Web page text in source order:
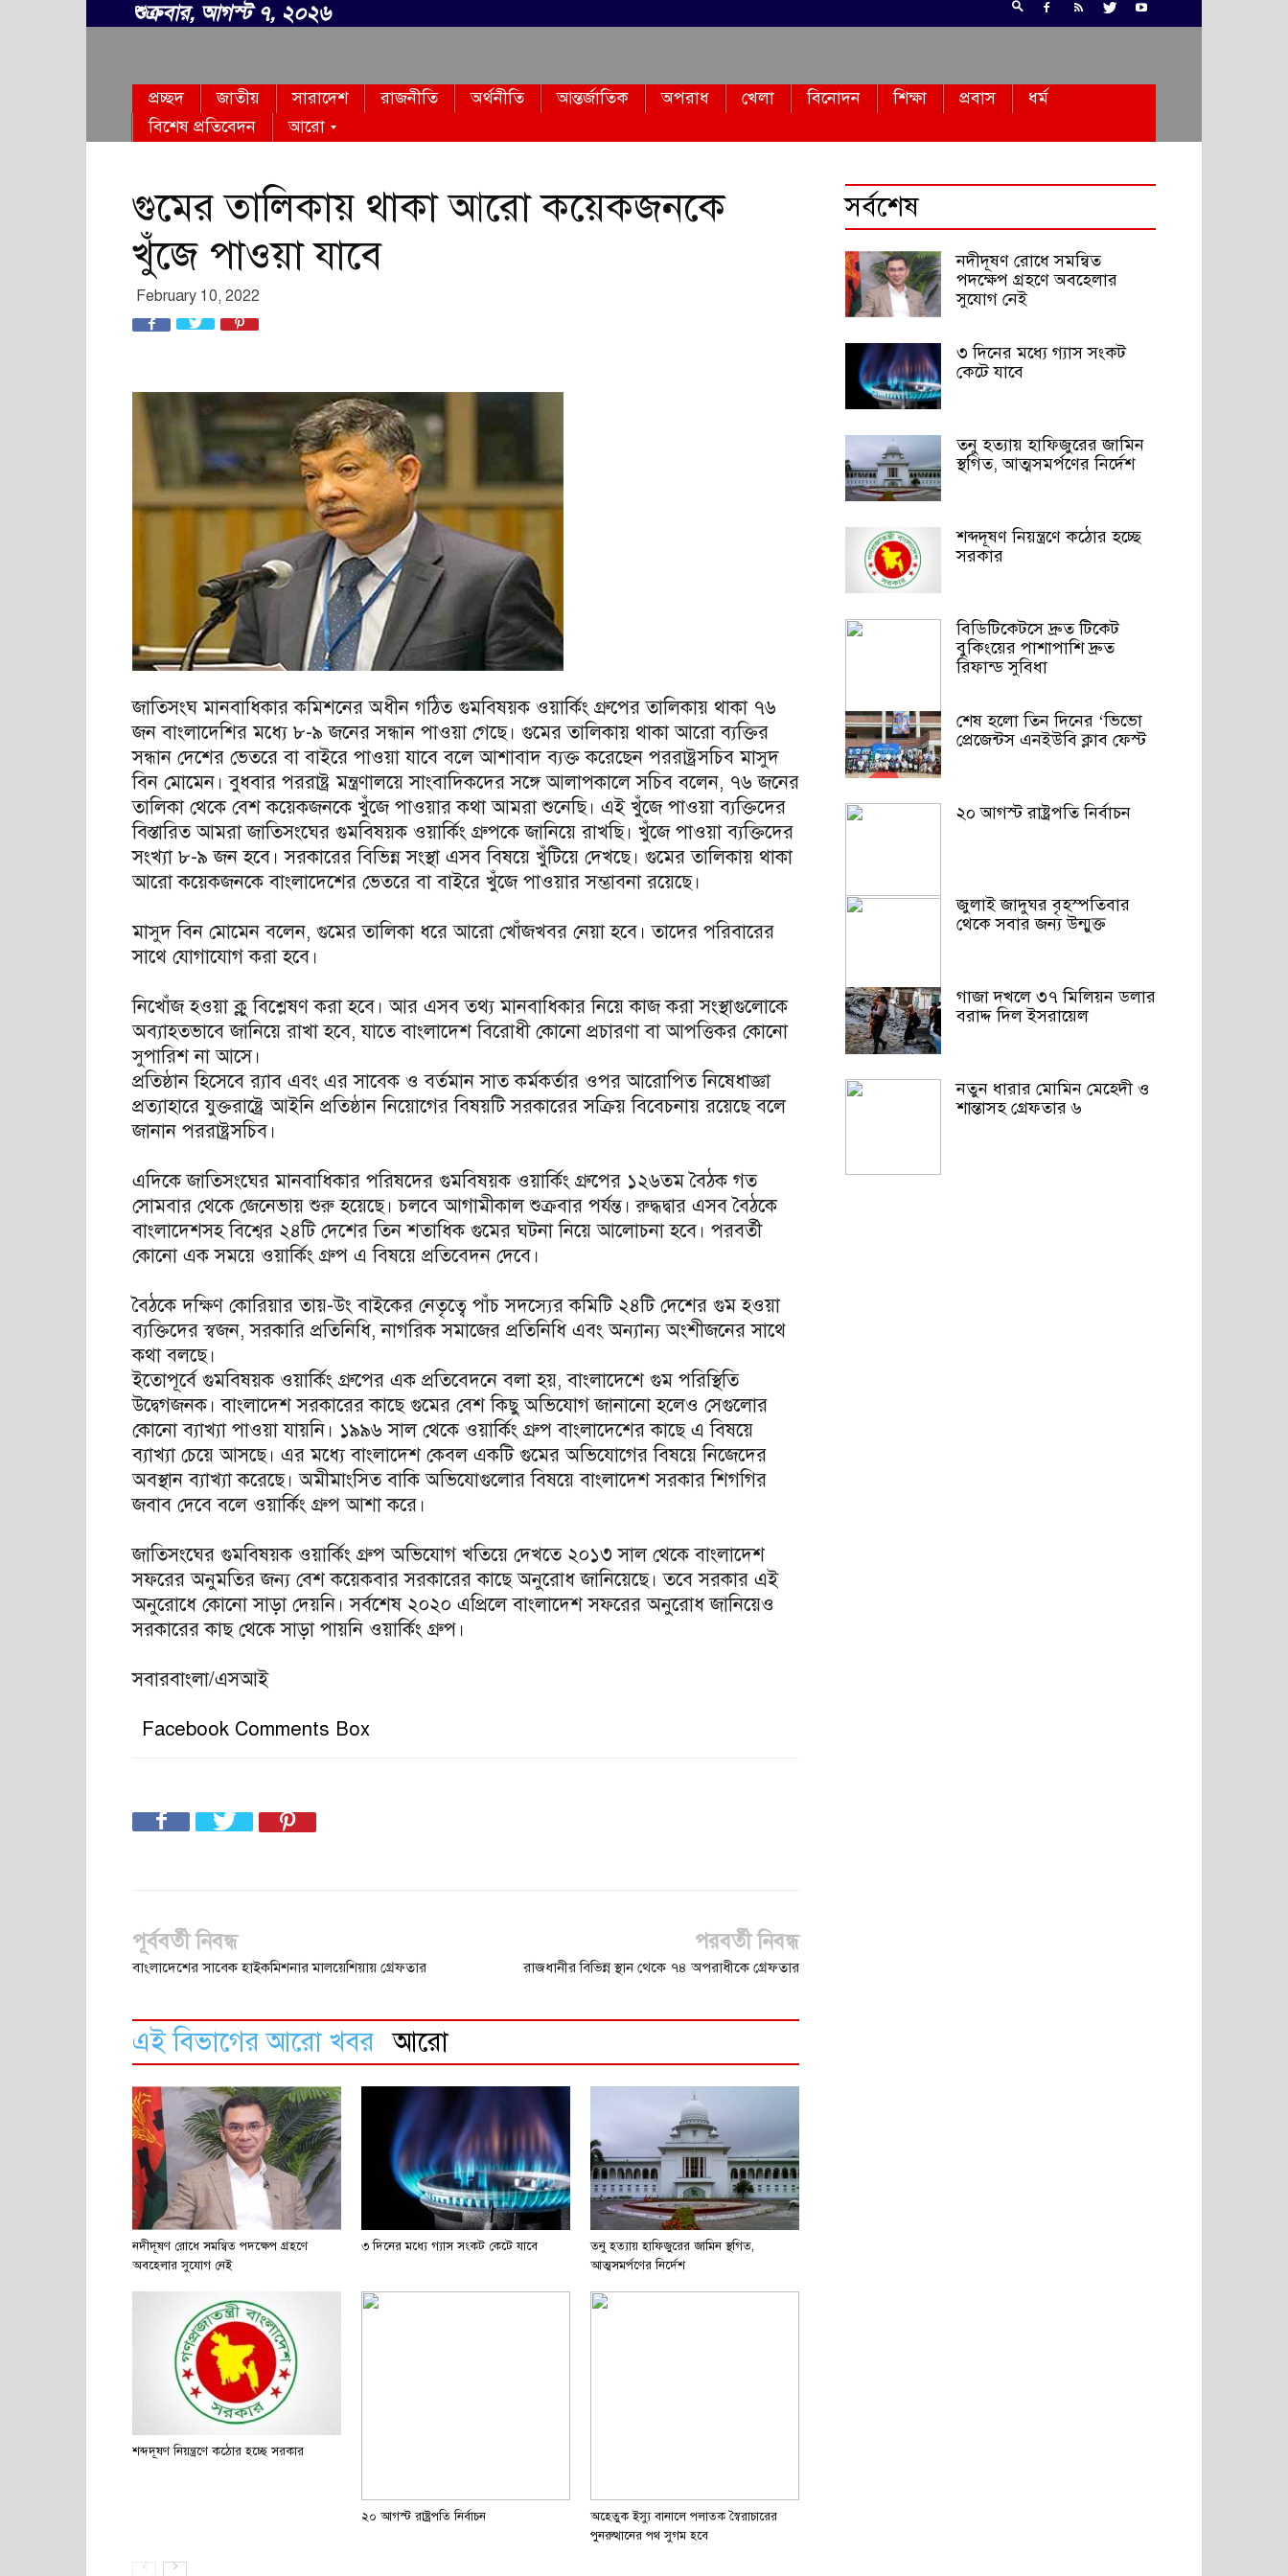
শুক্রবার, আগস্ট ৭, ২০২৬
বাংলা
প্রচ্ছদ জাতীয় সারাদেশ রাজনীতি অর্থনীতি আন্তর্জাতিক অপরাধ খেলা বিনোদন শিক্ষা প্রবাস
ধর্ম
বিশেষ প্রতিবেদন
আরো
গুমের তালিকায় থাকা আরো কয়েকজনকে
খুঁজে পাওয়া যাবে
February 10, 2022
জাতিসংঘ মানবাধিকার কমিশনের অধীন গঠিত গুমবিষয়ক ওয়ার্কিং গ্রুপের তালিকায় থাকা ৭৬
জন বাংলাদেশির মধ্যে ৮-৯ জনের সন্ধান পাওয়া গেছে। গুমের তালিকায় থাকা আরো ব্যক্তির
সন্ধান দেশের ভেতরে বা বাইরে পাওয়া যাবে বলে আশাবাদ ব্যক্ত করেছেন পররাষ্ট্রসচিব মাসুদ
বিন মোমেন। বুধবার পররাষ্ট্র মন্ত্রণালয়ে সাংবাদিকদের সঙ্গে আলাপকালে সচিব বলেন, ৭৬ জনের
তালিকা থেকে বেশ কয়েকজনকে খুঁজে পাওয়ার কথা আমরা শুনেছি। এই খুঁজে পাওয়া ব্যক্তিদের
বিস্তারিত আমরা জাতিসংঘের গুমবিষয়ক ওয়ার্কিং গ্রুপকে জানিয়ে রাখছি। খুঁজে পাওয়া ব্যক্তিদের
সংখ্যা ৮-৯ জন হবে। সরকারের বিভিন্ন সংস্থা এসব বিষয়ে খুঁটিয়ে দেখছে। গুমের তালিকায় থাকা
আরো কয়েকজনকে বাংলাদেশের ভেতরে বা বাইরে খুঁজে পাওয়ার সম্ভাবনা রয়েছে।
মাসুদ বিন মোমেন বলেন, গুমের তালিকা ধরে আরো খোঁজখবর নেয়া হবে। তাদের পরিবারের
সাথে যোগাযোগ করা হবে।
নিখোঁজ হওয়া ক্লু বিশ্লেষণ করা হবে। আর এসব তথ্য মানবাধিকার নিয়ে কাজ করা সংস্থাগুলোকে
অব্যাহতভাবে জানিয়ে রাখা হবে, যাতে বাংলাদেশ বিরোধী কোনো প্রচারণা বা আপত্তিকর কোনো
সুপারিশ না আসে।
প্রতিষ্ঠান হিসেবে র‌্যাব এবং এর সাবেক ও বর্তমান সাত কর্মকর্তার ওপর আরোপিত নিষেধাজ্ঞা
প্রত্যাহারে যুক্তরাষ্ট্রে আইনি প্রতিষ্ঠান নিয়োগের বিষয়টি সরকারের সক্রিয় বিবেচনায় রয়েছে বলে
জানান পররাষ্ট্রসচিব।
এদিকে জাতিসংঘের মানবাধিকার পরিষদের গুমবিষয়ক ওয়ার্কিং গ্রুপের ১২৬তম বৈঠক গত
সোমবার থেকে জেনেভায় শুরু হয়েছে। চলবে আগামীকাল শুক্রবার পর্যন্ত। রুদ্ধদ্বার এসব বৈঠকে
বাংলাদেশসহ বিশ্বের ২৪টি দেশের তিন শতাধিক গুমের ঘটনা নিয়ে আলোচনা হবে। পরবর্তী
কোনো এক সময়ে ওয়ার্কিং গ্রুপ এ বিষয়ে প্রতিবেদন দেবে।
বৈঠকে দক্ষিণ কোরিয়ার তায়-উং বাইকের নেতৃত্বে পাঁচ সদস্যের কমিটি ২৪টি দেশের গুম হওয়া
ব্যক্তিদের স্বজন, সরকারি প্রতিনিধি, নাগরিক সমাজের প্রতিনিধি এবং অন্যান্য অংশীজনের সাথে
কথা বলছে।
ইতোপূর্বে গুমবিষয়ক ওয়ার্কিং গ্রুপের এক প্রতিবেদনে বলা হয়, বাংলাদেশে গুম পরিস্থিতি
উদ্বেগজনক। বাংলাদেশ সরকারের কাছে গুমের বেশ কিছু অভিযোগ জানানো হলেও সেগুলোর
কোনো ব্যাখ্যা পাওয়া যায়নি। ১৯৯৬ সাল থেকে ওয়ার্কিং গ্রুপ বাংলাদেশের কাছে এ বিষয়ে
ব্যাখ্যা চেয়ে আসছে। এর মধ্যে বাংলাদেশ কেবল একটি গুমের অভিযোগের বিষয়ে নিজেদের
অবস্থান ব্যাখ্যা করেছে। অমীমাংসিত বাকি অভিযোগুলোর বিষয়ে বাংলাদেশ সরকার শিগগির
জবাব দেবে বলে ওয়ার্কিং গ্রুপ আশা করে।
জাতিসংঘের গুমবিষয়ক ওয়ার্কিং গ্রুপ অভিযোগ খতিয়ে দেখতে ২০১৩ সাল থেকে বাংলাদেশ
সফরের অনুমতির জন্য বেশ কয়েকবার সরকারের কাছে অনুরোধ জানিয়েছে। তবে সরকার এই
অনুরোধে কোনো সাড়া দেয়নি। সর্বশেষ ২০২০ এপ্রিলে বাংলাদেশ সফরের অনুরোধ জানিয়েও
সরকারের কাছ থেকে সাড়া পায়নি ওয়ার্কিং গ্রুপ।
সবারবাংলা/এসআই
Facebook Comments Box
পূর্ববর্তী নিবন্ধ
বাংলাদেশের সাবেক হাইকমিশনার মালয়েশিয়ায় গ্রেফতার
পরবর্তী নিবন্ধ
রাজধানীর বিভিন্ন স্থান থেকে ৭৪ অপরাধীকে গ্রেফতার
এই বিভাগের আরো খবর আরো
নদীদূষণ রোধে সমন্বিত পদক্ষেপ গ্রহণে
অবহেলার সুযোগ নেই
৩ দিনের মধ্যে গ্যাস সংকট কেটে যাবে
তনু হত্যায় হাফিজুরের জামিন স্থগিত,
আত্মসমর্পণের নির্দেশ
শব্দদূষণ নিয়ন্ত্রণে কঠোর হচ্ছে সরকার
২০ আগস্ট রাষ্ট্রপতি নির্বাচন
অহেতুক ইস্যু বানালে পলাতক স্বৈরাচারের
পুনরুত্থানের পথ সুগম হবে
সর্বশেষ
নদীদূষণ রোধে সমন্বিত
পদক্ষেপ গ্রহণে অবহেলার
সুযোগ নেই
৩ দিনের মধ্যে গ্যাস সংকট
কেটে যাবে
তনু হত্যায় হাফিজুরের জামিন
স্থগিত, আত্মসমর্পণের নির্দেশ
শব্দদূষণ নিয়ন্ত্রণে কঠোর হচ্ছে
সরকার
বিডিটিকেটসে দ্রুত টিকেট
বুকিংয়ের পাশাপাশি দ্রুত
রিফান্ড সুবিধা
শেষ হলো তিন দিনের ‘ভিভো
প্রেজেন্টস এনইউবি ক্লাব ফেস্ট
২০ আগস্ট রাষ্ট্রপতি নির্বাচন
জুলাই জাদুঘর বৃহস্পতিবার
থেকে সবার জন্য উন্মুক্ত
গাজা দখলে ৩৭ মিলিয়ন ডলার
বরাদ্দ দিল ইসরায়েল
নতুন ধারার মোমিন মেহেদী ও
শান্তাসহ গ্রেফতার ৬